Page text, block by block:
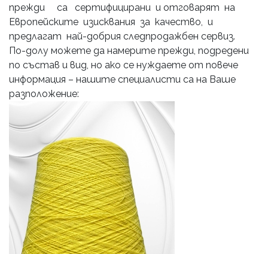
прежди са сертифицирани и отговарят на
Европейските изисквания за качество, и
предлагат най-добрия следпродажбен сервиз.
По-долу можете да намерите прежди, подредени
по състав и вид, но ако се нуждаете от повече
информация – нашите специалисти са на Ваше
разположение: